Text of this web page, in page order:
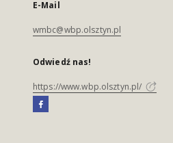
E-Mail
wmbc@wbp.olsztyn.pl
Odwiedź nas!
https://www.wbp.olsztyn.pl/